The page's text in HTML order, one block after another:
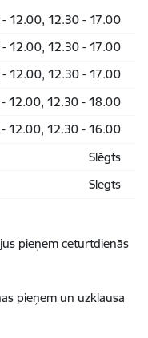
12.00, 12.30 - 17.00
12.00, 12.30 - 17.00
12.00, 12.30 - 17.00
12.00, 12.30 - 18.00
12.00, 12.30 - 16.00
Slēgts
Slēgts
pieņem ceturtdienās
pieņem un uzklausa